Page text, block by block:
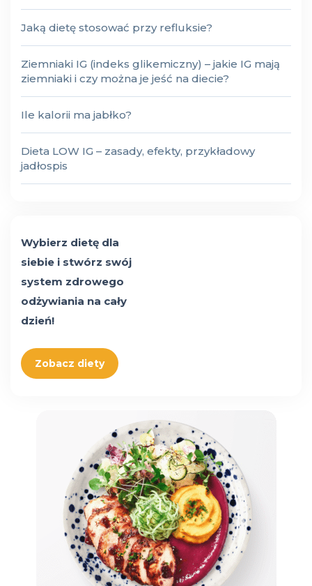
Jaką dietę stosować przy refluksie?
Ziemniaki IG (indeks glikemiczny) – jakie IG mają
ziemniaki i czy można je jeść na diecie?
Ile kalorii ma jabłko?
Dieta LOW IG – zasady, efekty, przykładowy
jadłospis
Wybierz dietę dla
siebie i stwórz swój
system zdrowego
odżywiania na cały
dzień!
Zobacz diety